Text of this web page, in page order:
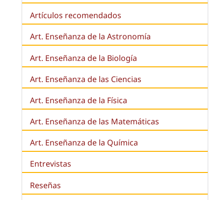
Artículos recomendados
Art. Enseñanza de la Astronomía
Art. Enseñanza de la Biología
Art. Enseñanza de las Ciencias
Art. Enseñanza de la Física
Art. Enseñanza de las Matemáticas
Art. Enseñanza de la Química
Entrevistas
Reseñas